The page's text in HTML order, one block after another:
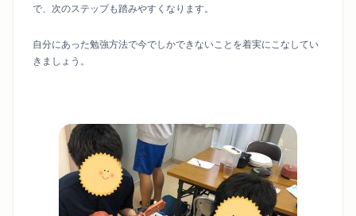
で、次のステップも踏みやすくなります。
自分にあった勉強方法で今でしかできないことを着実にこなしてい
きましょう。